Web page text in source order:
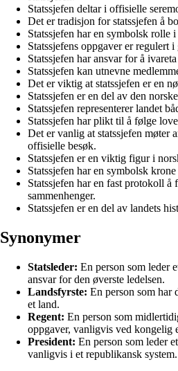
Statssjefen deltar i offisielle
Det er tradisjon for statssjefen å
Statssjefen har en symbolsk rolle i
Statssjefens oppgaver er regulert
Statssjefen har ansvar for å
Statssjefen kan utnevne
Det er viktig at statssjefen er en
Statssjefen er en del av den
Statssjefen representerer landet
Statssjefen har plikt til å følge
Det er vanlig at statssjefen møter
offisielle besøk.
Statssjefen er en viktig figur i
Statssjefen har en symbolsk
Statssjefen har en fast protokoll
sammenhenger.
Statssjefen er en del av landets
Synonymer
Statsleder: En person som leder
ansvar for den øverste ledelsen.
Landsfyrste: En person som har
et land.
Regent: En person som
oppgaver, vanligvis ved kongelig
President: En person som leder
vanligvis i et republikansk system.